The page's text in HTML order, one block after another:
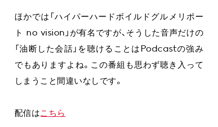
ほかでは「ハイパーハードボイルドグルメリポー
ト no vision」が有名ですが、そうした音声だけの
「油断した会話」を聴けることはPodcastの強み
でもありますよね。この番組も思わず聴き入って
しまうこと間違いなしです。
配信はこちら